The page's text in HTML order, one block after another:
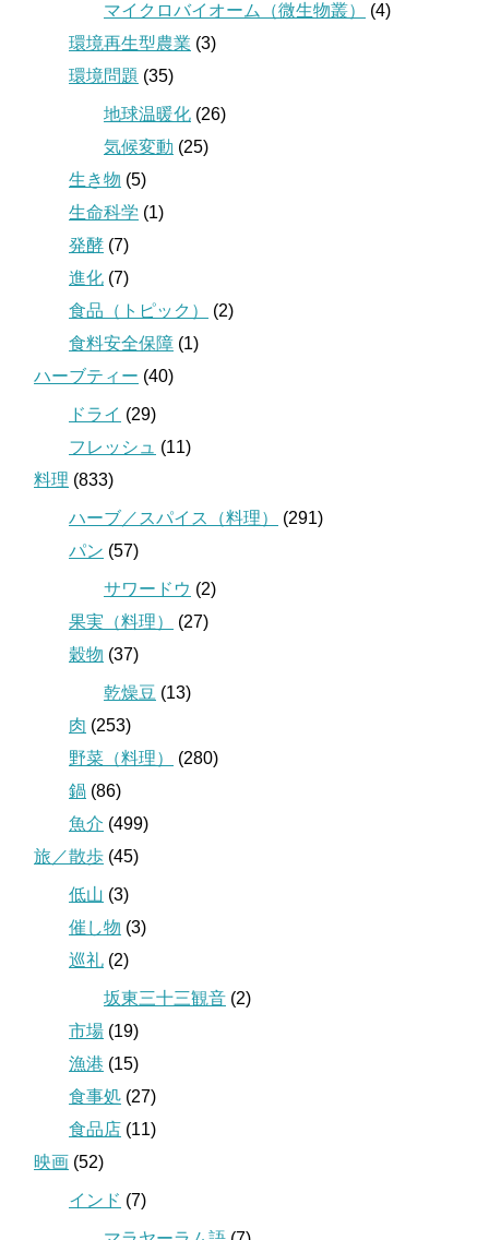
マイクロバイオーム（微生物叢）
(4)
環境再生型農業 (3)
環境問題 (35)
地球温暖化 (26)
気候変動 (25)
生き物 (5)
生命科学 (1)
発酵 (7)
進化 (7)
食品（トピック）
(2)
食料安全保障 (1)
ハーブティー (40)
ドライ (29)
フレッシュ (11)
料理 (833)
ハーブ／スパイス（料理）
(291)
パン (57)
サワードウ (2)
果実（料理）
(27)
穀物 (37)
乾燥豆 (13)
肉 (253)
野菜（料理）
(280)
鍋 (86)
魚介 (499)
旅／散歩 (45)
低山 (3)
催し物 (3)
巡礼 (2)
坂東三十三観音 (2)
市場 (19)
漁港 (15)
食事処 (27)
食品店 (11)
映画 (52)
インド (7)